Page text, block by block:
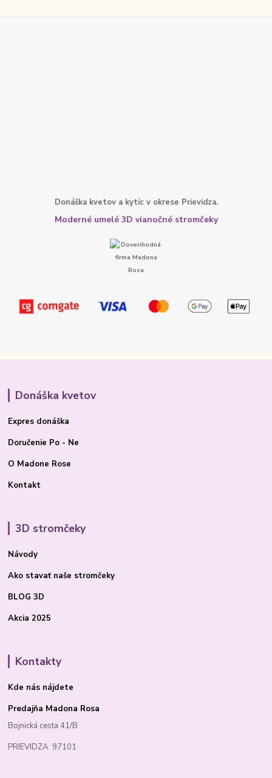
Donáška kvetov a kytíc v okrese Prievidza.
Moderné umelé 3D vianočné stromčeky
Donáška kvetov
Expres donáška
Doručenie Po - Ne
O Madone Rose
Kontakt
3D stromčeky
Návody
Ako stavať naše stromčeky
BLOG 3D
Akcia 2025
Kontakty
Kde nás nájdete
Predajňa Madona Rosa
Bojnická cesta 41/B
PRIEVIDZA 97101